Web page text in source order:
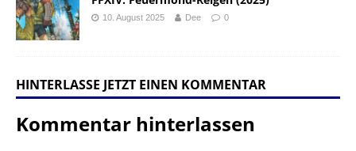
10. August 2025 Dee 0
HINTERLASSE JETZT EINEN KOMMENTAR
Kommentar hinterlassen